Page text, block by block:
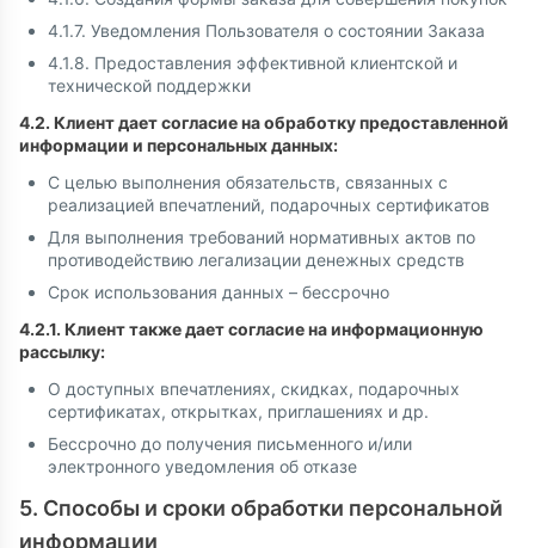
4.1.7. Уведомления Пользователя о состоянии Заказа
4.1.8. Предоставления эффективной клиентской и
технической поддержки
4.2. Клиент дает согласие на обработку предоставленной
информации и персональных данных:
С целью выполнения обязательств, связанных с
реализацией впечатлений, подарочных сертификатов
Для выполнения требований нормативных актов по
противодействию легализации денежных средств
Срок использования данных – бессрочно
4.2.1. Клиент также дает согласие на информационную
рассылку:
О доступных впечатлениях, скидках, подарочных
сертификатах, открытках, приглашениях и др.
Бессрочно до получения письменного и/или
электронного уведомления об отказе
5. Способы и сроки обработки персональной
информации